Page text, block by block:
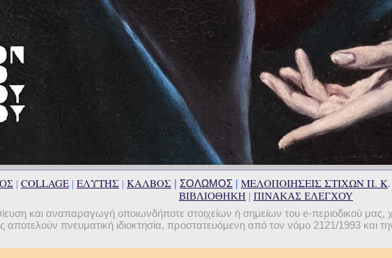
| COLLAGE | ΕΛΥΤΗΣ | ΚΑΛΒΟΣ | ΣΟΛΩΜΟΣ | ΜΕΛΟΠΟΙΗΣΕΙΣ ΣΤΙΧΩΝ Π. Κ
ΒΙΒΛΙΟΘΗΚΗ | ΠΙΝΑΚΑΣ ΕΛΕΓΧΟΥ
και αναπαραγωγή οποιωνδήποτε στοιχείων ή σημείων του e-περιοδικού
αποτελούν πνευματική ιδιοκτησία, προστατευόμενη από τον νόμο 2121/1993